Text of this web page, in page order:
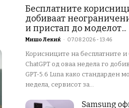
Бесплатните
добиваат
и пристап до моделот...
Мишо Лекиќ - 07.08.2026 - 13:46
Корисниците на бесплатните и
ChatGPT од оваа недела го
GPT-5.6 Luna како стандарден
недела, сервисот за...
Samsung